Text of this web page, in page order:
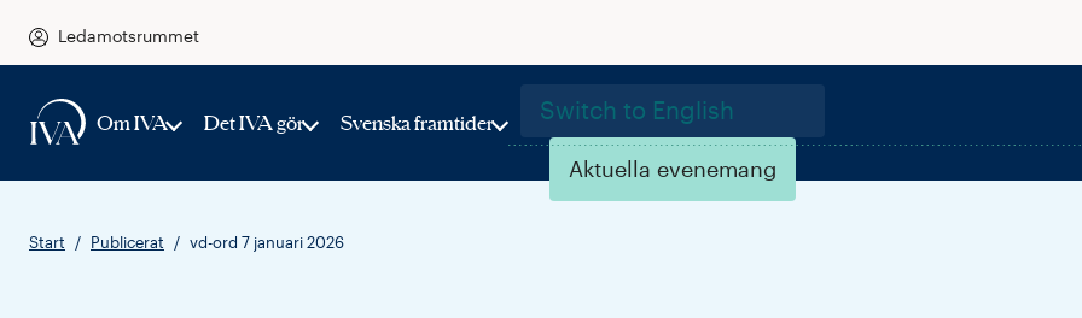
Ledamotsrummet
Om IVA Det IVA gör Svenska framtider Switch to English
Aktuella evenemang
Start Publicerat vd-ord 7 januari 2026